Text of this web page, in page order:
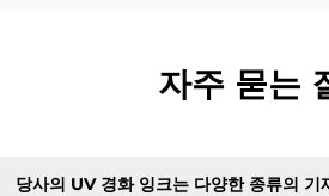
자주 묻는
당사의 UV 경화 잉크는 다양한 종류의 기